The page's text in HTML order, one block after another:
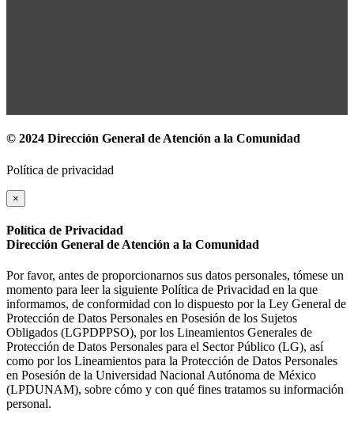
© 2024 Dirección General de Atención a la Comunidad
Política de privacidad
×
Política de Privacidad
Dirección General de Atención a la Comunidad
Por favor, antes de proporcionarnos sus datos personales, tómese un
momento para leer la siguiente Política de Privacidad en la que
informamos, de conformidad con lo dispuesto por la Ley General de
Protección de Datos Personales en Posesión de los Sujetos
Obligados (LGPDPPSO), por los Lineamientos Generales de
Protección de Datos Personales para el Sector Público (LG), así
como por los Lineamientos para la Protección de Datos Personales
en Posesión de la Universidad Nacional Autónoma de México
(LPDUNAM), sobre cómo y con qué fines tratamos su información
personal.